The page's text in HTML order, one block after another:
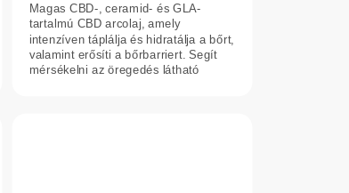
Magas CBD-, ceramid- és GLA-
tartalmú CBD arcolaj, amely
intenzíven táplálja és hidratálja a bőrt,
valamint erősíti a bőrbarriert. Segít
mérsékelni az öregedés látható